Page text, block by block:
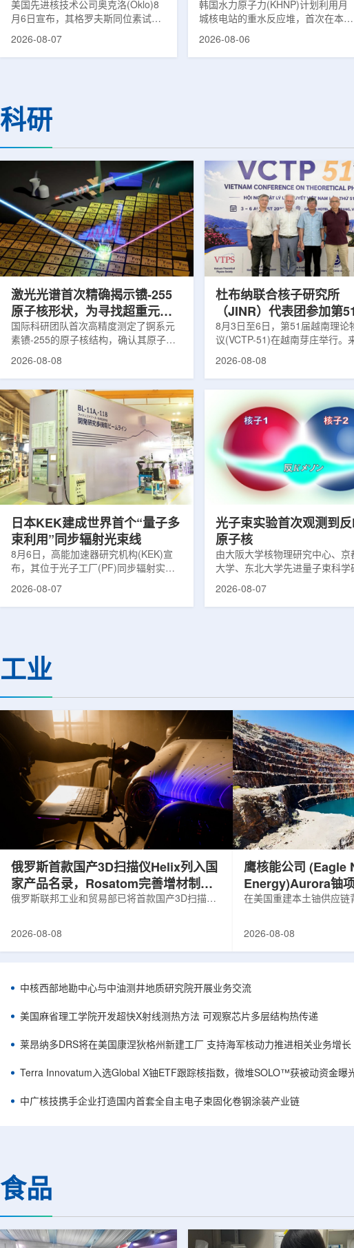
美国先进核技术公司奥克洛(Oklo)8
月6日宣布，其格罗夫斯同位素试验
反应堆已在低功率状态下实现可控自
特，是美国能源部反应堆试点计划下
首个在私人土地上实现临界的反应
工程建设、组件制造或采购、燃料配
置及...
2026-08-07
韩国水力原子力(KHNP)计划利用月
城核电站的重水反应堆，首次在本土
生产用于癌症治疗的放射性同位素
后，韩国水力原子力还将扩大生产范
围至钴...
2026-08-06
科研
激光光谱首次精确揭示镄-255
原子核形状，为寻找超重元素
提供新线索
国际科研团队首次高精度测定了锕系元
素镄-255的原子核结构，确认其原子核
美因茨约翰内斯·古腾堡大学、亥姆霍兹
美因茨研究所、瑞典哥德堡大学等18家
机构合作完成。研究结果不仅修正了以
往标准数据表中部分不合理的核性质数
值，也为现代原子核理论模型提供了关
键实验验证。镄是自然界中不存在的人
工合成重元素，镄-255含有100个质子
和155个中子，实验获取极为困难。研究
团...
2026-08-08
杜布纳联合核子研究所
（JINR）代表团参加第
南理论物理会议
8月3日至6日，第51届越南理论
议(VCTP-51)在越南芽庄举行。
南、德国、印度、中国、巴基斯
罗斯、台湾、菲律宾和日本等国
区的170余名学者开展交流。本
题覆盖高能物理、核物理、凝聚
和宇宙学等多个理论物理前沿方
时涉及超越标准模型物理、分子
量子光学与量子信息、生物材料
分子等交叉研究领域。广泛的议
2026-08-08
日本KEK建成世界首个“量子多
束利用”同步辐射光束线
8月6日，高能加速器研究机构(KEK)宣
布，其位于光子工厂(PF)同步辐射实验
装置的BL-11A和BL-11B光束线已建成世
心的同步辐射装置组成，定位为科研和
教育基础设施。新光束线的主要特点在
观...
2026-08-07
光子束实验首次观测到
原子核
由大阪大学核物理研究中心、京
大学、东北大学先进量子束科学
心、高丽大学、岐阜大学、中国
射设施SP...
2026-08-07
工业
俄罗斯首款国产3D扫描仪Helix列入国
家产品名录，Rosatom完善增材制造
技术链
俄罗斯联邦工业和贸易部已将首款国产3D扫描仪
完成。至此，Helix成为俄罗斯首款、也是目前唯
RangeVision Helix由俄罗斯国家原子能公司增材
制造合作伙伴RangeVision研发制造。自2025年
以来，该公司成为唯一纳入俄罗斯国家原子能公
司增材制造生态系统的俄罗斯3D扫描...
2026-08-08
鹰核能公司 (Eagle
Energy)Aurora铀
研钻探
在美国重建本土铀供应链
1300标准含indicated资
孔、总进尺约2.7万英尺
州审批通过后开工，预计
研。技术端近期增补
Services，并扩大与BBA
2026-08-08
中核西部地勘中心与中油测井地质研究院开展业务交流
美国麻省理工学院开发超快X射线测热方法 可观察芯片多层结构热传递
莱昂纳多DRS将在美国康涅狄格州新建工厂 支持海军核动力推进相关业务增长
Terra Innovatum入选Global X铀ETF跟踪核指数，微堆SOLO™获被动资金曝
中广核技携手企业打造国内首套全自主电子束固化卷钢涂装产业链
食品